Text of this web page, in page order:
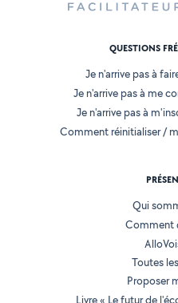
QUESTIONS
Je n'arrive pas à
Je n'arrive pas à me
Je n'arrive pas à
Comment réinitialiser /
Qui
Comment
Toutes
Proposer
Livre « Le futur de